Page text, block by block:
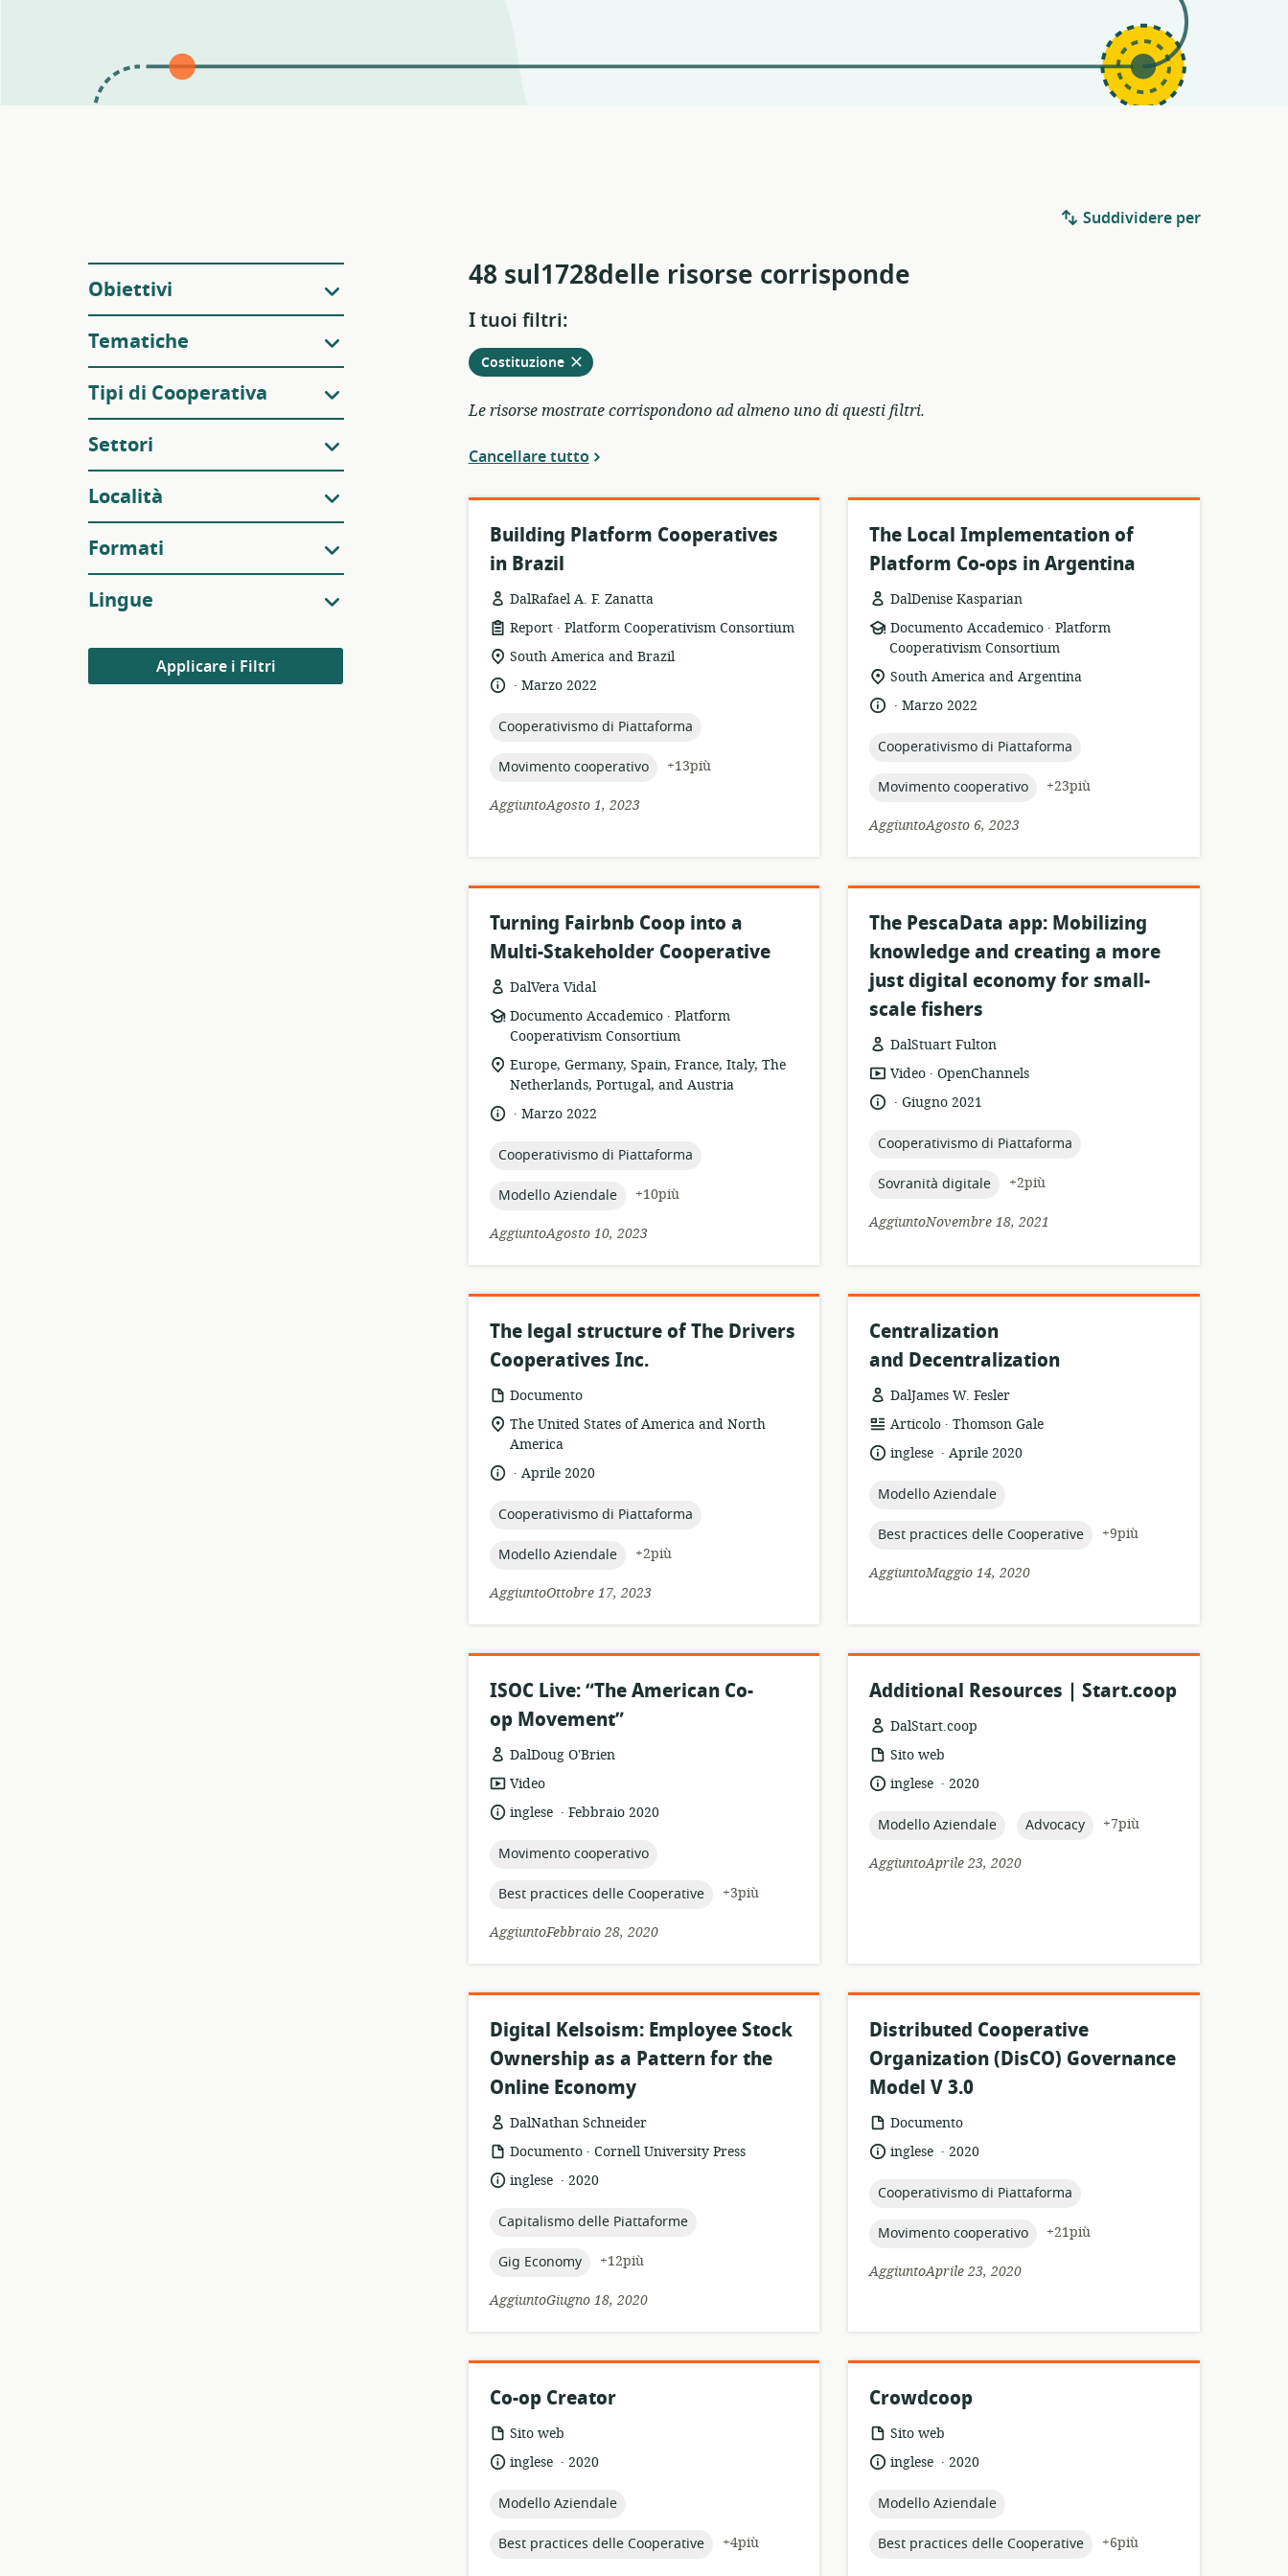
Filtri
Obiettivi
Tematiche
Tipi di Cooperativa
Settori
Località
Formati
Lingue
Applicare i Filtri
Suddividere per
48 sul1728delle risorse corrisponde
I tuoi filtri:
Rimuovere
Costituzionedai
filtri
attivi
Le risorse mostrate corrispondono ad almeno uno di questi filtri.
Cancellare tutto
Building Platform Cooperatives
in Brazil
DalRafael A. F. Zanatta
formato
della
risorsa:
Report .
publisher:
Platform Cooperativism Consortium
località
di
pertinenza:
South America and Brazil
lingua:
.
data
pubblicazione:
Marzo 2022
topic:
Cooperativismo di Piattaforma
topic:
Movimento cooperativo
+13più
AggiuntoAgosto 1, 2023
The Local Implementation of
Platform Co-ops in Argentina
DalDenise Kasparian
formato
della
risorsa:
Documento Accademico .
publisher:
Platform
Cooperativism Consortium
località
pertinenza:
South America and Argentina
lingua:
.
data
pubblicazione:
Marzo 2022
topic:
Cooperativismo di Piattaforma
topic:
Movimento cooperativo
+23più
AggiuntoAgosto 6, 2023
Turning Fairbnb Coop into a
Multi-Stakeholder Cooperative
DalVera Vidal
formato
della
risorsa:
Documento Accademico .
publisher:
Platform
Cooperativism Consortium
località
di
pertinenza:
Europe, Germany, Spain, France, Italy, The
Netherlands, Portugal, and Austria
lingua:
.
data
pubblicazione:
Marzo 2022
topic:
Cooperativismo di Piattaforma
topic:
Modello Aziendale
+10più
AggiuntoAgosto 10, 2023
The PescaData app: Mobilizing
knowledge and creating a more
just digital economy for small-
scale fishers
DalStuart Fulton
formato
della
risorsa:
Video .
publisher:
OpenChannels
lingua:
.
data
pubblicazione:
Giugno 2021
topic:
Cooperativismo di Piattaforma
topic:
Sovranità digitale
+2più
AggiuntoNovembre 18, 2021
The legal structure of The Drivers
Cooperatives Inc.
formato
della
risorsa:
Documento
località
di
pertinenza:
The United States of America and North
America
lingua:
.
data
pubblicazione:
Aprile 2020
topic:
Cooperativismo di Piattaforma
topic:
Modello Aziendale
+2più
AggiuntoOttobre 17, 2023
Centralization
and Decentralization
DalJames W. Fesler
formato
della
risorsa:
Articolo .
publisher:
Thomson Gale
lingua:inglese .
data
pubblicazione:
Aprile 2020
topic:
Modello Aziendale
topic:
Best practices delle Cooperative
+9più
AggiuntoMaggio 14, 2020
ISOC Live: “The American Co-
op Movement”
DalDoug O'Brien
formato
della
risorsa:
Video
lingua:inglese .
data
pubblicazione:
Febbraio 2020
topic:
Movimento cooperativo
topic:
Best practices delle Cooperative
+3più
AggiuntoFebbraio 28, 2020
Additional Resources | Start.coop
DalStart.coop
formato
della
risorsa:
Sito web
lingua:inglese .
data
pubblicazione:
2020
topic:
Modello Aziendale topic:
Advocacy
+7più
AggiuntoAprile 23, 2020
Digital Kelsoism: Employee Stock
Ownership as a Pattern for the
Online Economy
DalNathan Schneider
formato
della
risorsa:
Documento .
publisher:
Cornell University Press
lingua:inglese .
data
pubblicazione:
2020
topic:
Capitalismo delle Piattaforme
topic:
Gig Economy
+12più
AggiuntoGiugno 18, 2020
Distributed Cooperative
Organization (DisCO) Governance
Model V 3.0
formato
della
risorsa:
Documento
lingua:inglese .
data
pubblicazione:
2020
topic:
Cooperativismo di Piattaforma
topic:
Movimento cooperativo
+21più
AggiuntoAprile 23, 2020
Co-op Creator
formato
della
risorsa:
Sito web
lingua:inglese .
data
pubblicazione:
2020
topic:
Modello Aziendale
topic:
Best practices delle Cooperative
+4più
Crowdcoop
formato
della
risorsa:
Sito web
lingua:inglese .
data
pubblicazione:
2020
topic:
Modello Aziendale
topic:
Best practices delle Cooperative
+6più